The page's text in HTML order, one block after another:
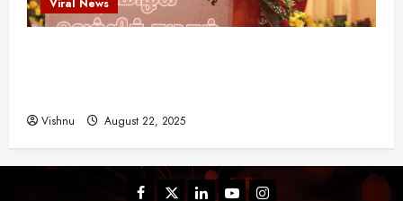
Viral News
Vishnu August 22, 2025
Facebook
TwitterLinkedinYoutubeInstagram